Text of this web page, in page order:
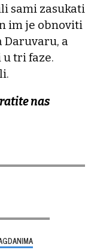
sami zasukati
im je obnoviti
Daruvaru, a
tri faze.
nas